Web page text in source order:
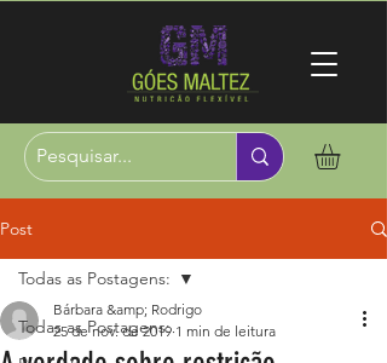
Post
Todas as Postagens:
Todas as Postagens:
Bárbara &amp; Rodrigo
25 de nov. de 2019 1 min de leitura